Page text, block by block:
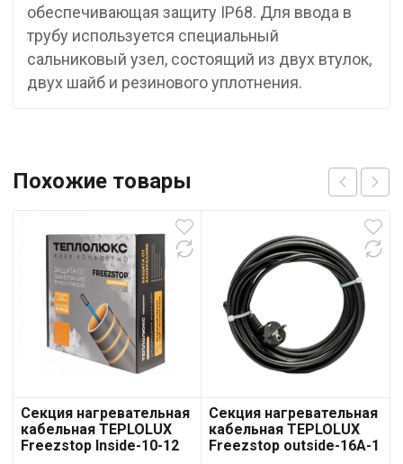
обеспечивающая защиту IP68. Для ввода в
трубу используется специальный
cальниковый узел, состоящий из двух втулок,
двух шайб и резинового уплотнения.
Похожие товары
Секция нагревательная
кабельная TEPLOLUX
Freezstop Inside-10-12
Секция нагревательная
кабельная TEPLOLUX
Freezstop outside-16A-1